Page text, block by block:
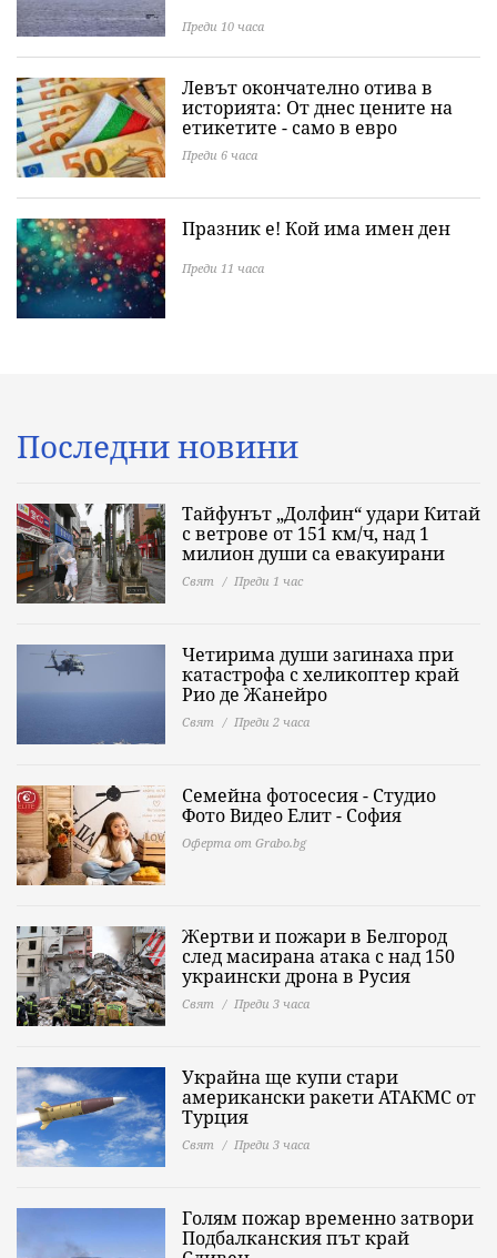
Преди 10 часа
Левът окончателно отива в
историята: Oт днес цените на
етикетите - само в евро
Преди 6 часа
Празник е! Кой има имен ден
Преди 11 часа
Последни новини
Тайфунът „Долфин“ удари Китай
с ветрове от 151 км/ч, над 1
милион души са евакуирани
Свят Преди 1 час
Четирима души загинаха при
катастрофа с хеликоптер край
Рио де Жанейро
Свят Преди 2 часа
Семейна фотосесия - Студио
Фото Видео Елит - София
Оферта от Grabo.bg
Жертви и пожари в Белгород
след масирана атака с над 150
украински дрона в Русия
Свят Преди 3 часа
Украйна ще купи стари
американски ракети АТАКМС от
Турция
Свят Преди 3 часа
Голям пожар временно затвори
Подбалканския път край